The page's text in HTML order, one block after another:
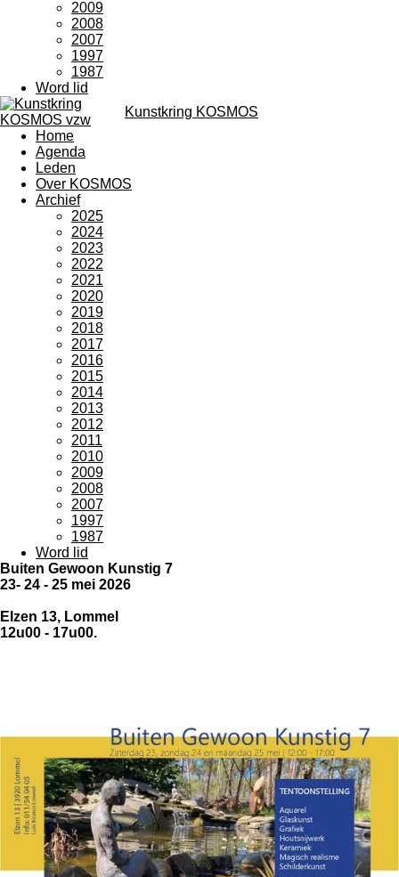
2009
2008
2007
1997
1987
Word lid
Kunstkring KOSMOS
Home
Agenda
Leden
Over KOSMOS
Archief
2025
2024
2023
2022
2021
2020
2019
2018
2017
2016
2015
2014
2013
2012
2011
2010
2009
2008
2007
1997
1987
Word lid
Buiten Gewoon Kunstig 7
23- 24 - 25 mei 2026
​Elzen 13, Lommel
12u00 - 17u00.